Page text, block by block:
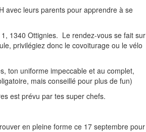
avec leurs parents pour apprendre à se
1340 Ottignies. Le rendez-vous se fait sur
privilégiez donc le covoiturage ou le vélo
ton uniforme impeccable et au complet,
mais conseillé pour plus de fun)
est prévu par tes super chefs.
en pleine forme ce 17 septembre pour